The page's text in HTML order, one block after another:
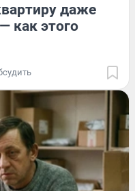
даже
как этого